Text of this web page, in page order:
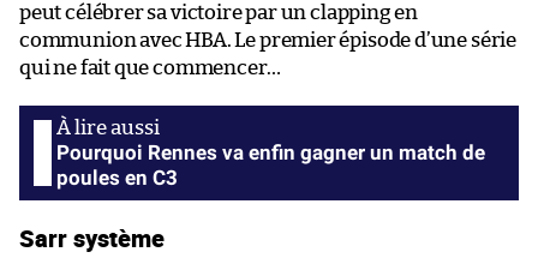
peut célébrer sa victoire par un clapping en
communion avec HBA. Le premier épisode d’une série
qui ne fait que commencer…
Pourquoi Rennes va enfin gagner un match de
poules en C3
Sarr système